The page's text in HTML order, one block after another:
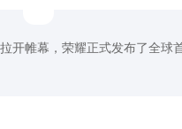
开帷幕，荣耀正式发布了全